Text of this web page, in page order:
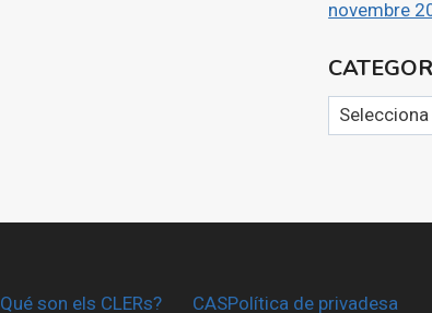
novembre
Categories
Qué son els CLERs? CASPolítica de privadesa